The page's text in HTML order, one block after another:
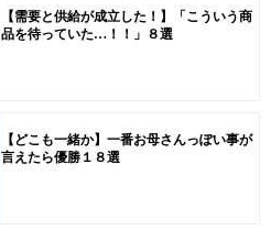
【需要と供給が成立した！】「こういう商
品を待っていた…！！」８選
【どこも一緒か】一番お母さんっぽい事が
言えたら優勝１８選